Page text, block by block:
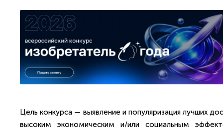
Цель конкурса — выявление и популяризация лучших
высоким экономическим и/или социальным